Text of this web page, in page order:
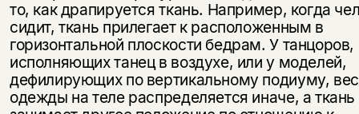
то, как драпируется ткань. Например, когда
сидит, ткань прилегает к расположенным в
горизонтальной плоскости бедрам. У танцоров,
исполняющих танец в воздухе, или у моделей,
дефилирующих по вертикальному подиуму, вес
одежды на теле распределяется иначе, а ткань